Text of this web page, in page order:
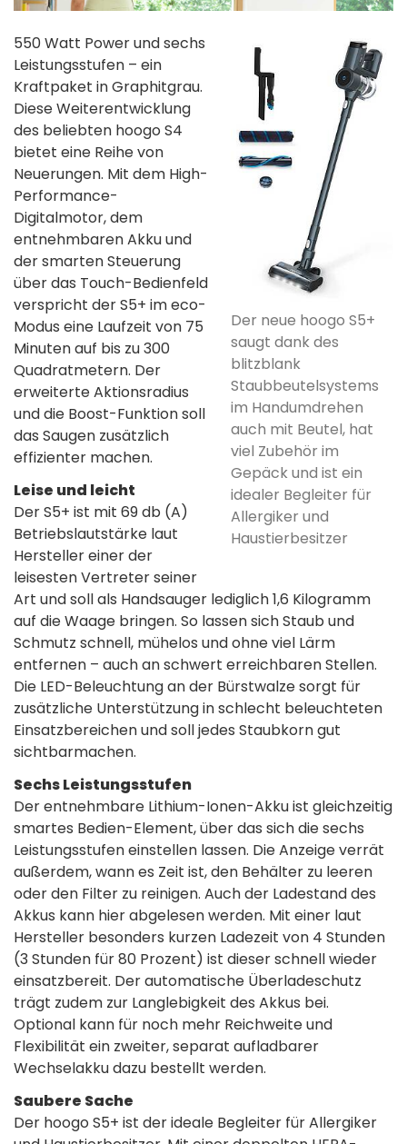
Der neue hoogo S5+
saugt dank des
blitzblank
Staubbeutelsystems
im Handumdrehen
auch mit Beutel, hat
viel Zubehör im
Gepäck und ist ein
idealer Begleiter für
Allergiker und
Haustierbesitzer
550 Watt Power und sechs
Leistungsstufen – ein
Kraftpaket in Graphitgrau.
Diese Weiterentwicklung
des beliebten hoogo S4
bietet eine Reihe von
Neuerungen. Mit dem High-
Performance-
Digitalmotor, dem
entnehmbaren Akku und
der smarten Steuerung
über das Touch-Bedienfeld
verspricht der S5+ im eco-
Modus eine Laufzeit von 75
Minuten auf bis zu 300
Quadratmetern. Der
erweiterte Aktionsradius
und die Boost-Funktion soll
das Saugen zusätzlich
effizienter machen.
Leise und leicht
Der S5+ ist mit 69 db (A)
Betriebslautstärke laut
Hersteller einer der
leisesten Vertreter seiner
Art und soll als Handsauger lediglich 1,6 Kilogramm
auf die Waage bringen. So lassen sich Staub und
Schmutz schnell, mühelos und ohne viel Lärm
entfernen – auch an schwert erreichbaren Stellen.
Die LED-Beleuchtung an der Bürstwalze sorgt für
zusätzliche Unterstützung in schlecht beleuchteten
Einsatzbereichen und soll jedes Staubkorn gut
sichtbarmachen.
Sechs Leistungsstufen
Der entnehmbare Lithium-Ionen-Akku ist gleichzeitig
smartes Bedien-Element, über das sich die sechs
Leistungsstufen einstellen lassen. Die Anzeige verrät
außerdem, wann es Zeit ist, den Behälter zu leeren
oder den Filter zu reinigen. Auch der Ladestand des
Akkus kann hier abgelesen werden. Mit einer laut
Hersteller besonders kurzen Ladezeit von 4 Stunden
(3 Stunden für 80 Prozent) ist dieser schnell wieder
einsatzbereit. Der automatische Überladeschutz
trägt zudem zur Langlebigkeit des Akkus bei.
Optional kann für noch mehr Reichweite und
Flexibilität ein zweiter, separat aufladbarer
Wechselakku dazu bestellt werden.
Saubere Sache
Der hoogo S5+ ist der ideale Begleiter für Allergiker